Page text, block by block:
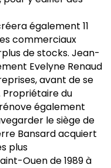
également 11
commerciaux
de stocks. Jean-
Evelyne Renaud
avant de se
du
également
le siège de
Bansard acquiert
plus
Ouen de 1989 à